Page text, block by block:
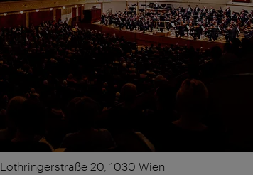
Lothringerstraße 20, 1030 Wien